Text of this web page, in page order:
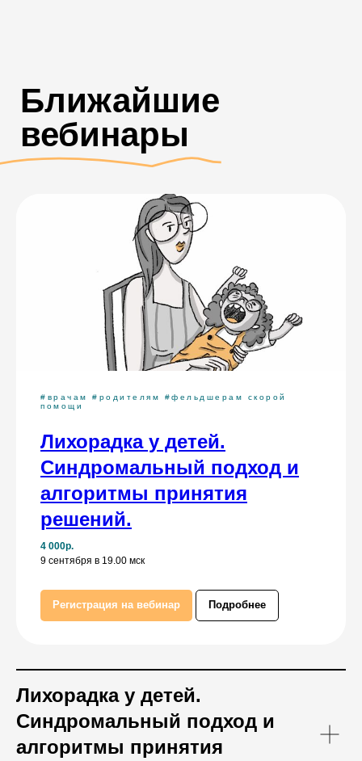
#врачам #родителям #фельдшерам скорой
помощи
Лихорадка у детей.
Синдромальный подход и
алгоритмы принятия
решений.
4 000р.
9 сентября в 19.00 мск
Регистрация на вебинар Подробнее
Лихорадка у детей.
Синдромальный подход и
алгоритмы принятия
Вебинары
в записи